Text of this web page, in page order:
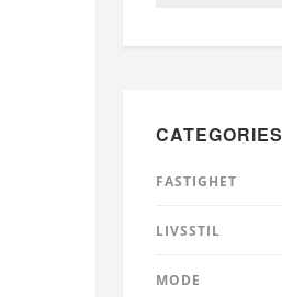
CATEGORIES
FASTIGHET
LIVSSTIL
MODE